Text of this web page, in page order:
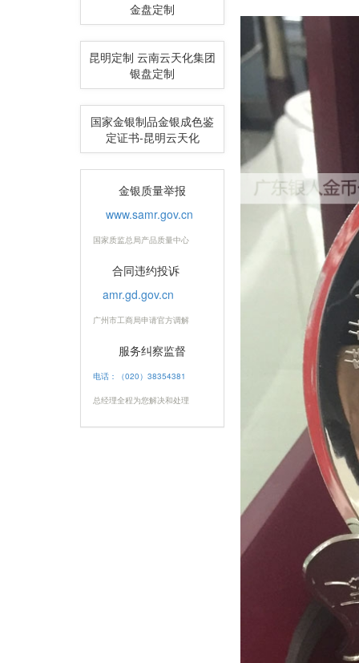
金盘定制
昆明定制 云南云天化集团
银盘定制
国家金银制品金银成色鉴
定证书-昆明云天化
金银质量举报
www.samr.gov.cn
国家质监总局产品质量中心
合同违约投诉
amr.gd.gov.cn
广州市工商局申请官方调解
服务纠察监督
电话：（020）38354381
总经理全程为您解决和处理